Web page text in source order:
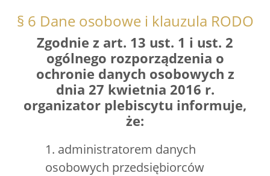
§ 6 Dane osobowe i klauzula RODO
Zgodnie z art. 13 ust. 1 i ust. 2
ogólnego rozporządzenia o
ochronie danych osobowych z
dnia 27 kwietnia 2016 r.
organizator plebiscytu informuje,
że:
1. administratorem danych
osobowych przedsiębiorców